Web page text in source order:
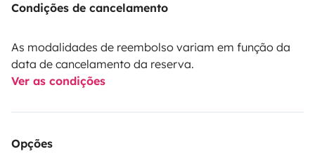
Condições de cancelamento
As modalidades de reembolso variam em função da
data de cancelamento da reserva.
Ver as condições
Opções